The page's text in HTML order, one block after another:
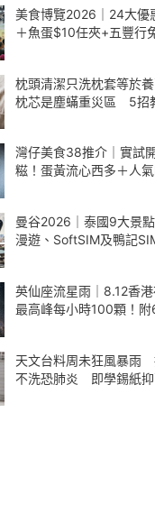
美食博覽2026｜24大優
＋魚蛋$10任夾+五豐行
枕頭清潔只洗枕套等於
枕芯是塵蟎重災區 5招
灣仔美食38推介｜實試
糍！蛋黃流心西多＋人
曼谷2026｜泰國9大景點
漫遊、SoftSIM及鴨記
英仙座流星雨｜8.12香港
最高峰每小時100顆！
天文台料周未狂風暴雨
不洗恐肺炎 即學錫紙抑